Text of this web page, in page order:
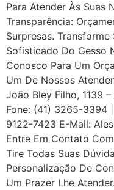
Para Atender Às Suas
Transparência:
Surpresas.
Sofisticado Do Gesso
Conosco Para Um
Um De Nossos
João Bley Filho, 1139
Fone: (41) 3265-3394 |
9122-7423 E-Mail:
Entre Em Contato
Tire Todas Suas
Personalização De
Um Prazer Lhe